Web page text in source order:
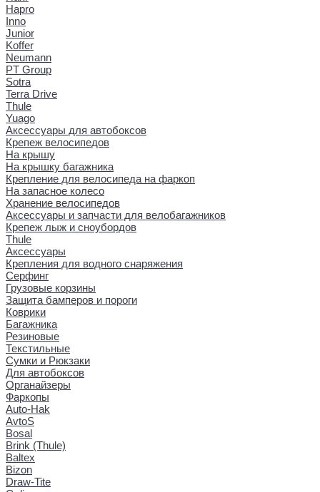
Hapro
Inno
Junior
Koffer
Neumann
PT Group
Sotra
Terra Drive
Thule
Yuago
Аксессуары для автобоксов
Крепеж велосипедов
На крышу
На крышку багажника
Крепление для велосипеда на фаркоп
На запасное колесо
Хранение велосипедов
Аксессуары и запчасти для велобагажников
Крепеж лыж и сноубордов
Thule
Аксессуары
Крепления для водного снаряжения
Серфинг
Грузовые корзины
Защита бамперов и пороги
Коврики
Багажника
Резиновые
Текстильные
Сумки и Рюкзаки
Для автобоксов
Органайзеры
Фаркопы
Auto-Hak
AvtoS
Bosal
Brink (Thule)
Baltex
Bizon
Draw-Tite